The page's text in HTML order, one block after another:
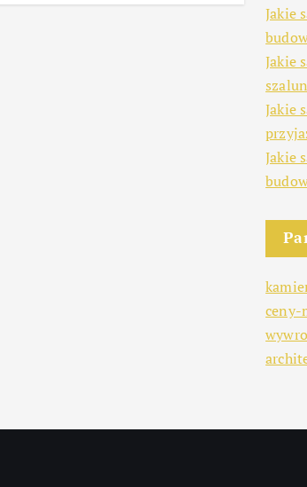
Jakie
Jakie
Jakie
Jakie
ceny-